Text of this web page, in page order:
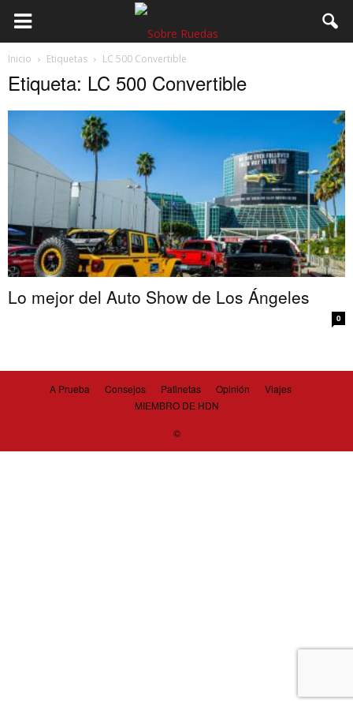
Inicio Etiquetas LC 500 Convertible
Etiqueta: LC 500 Convertible
Lo mejor del Auto Show de Los Ángeles
0
A Prueba Consejos Patinetas Opinión
Viajes
MIEMBRO DE HDN
©